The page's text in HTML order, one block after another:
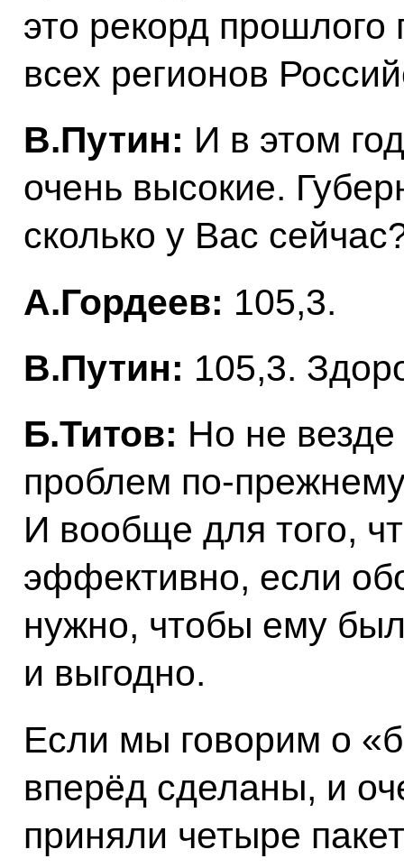
это рекорд прошлого
всех регионов
В.Путин: И в этом
очень высокие.
сколько у Вас
А.Гордеев: 105,3.
В.Путин: 105,3.
Б.Титов: Но не везде
проблем
И вообще для того,
эффективно, если
нужно, чтобы ему
и выгодно.
Если мы говорим о
вперёд сделаны, и
приняли четыре